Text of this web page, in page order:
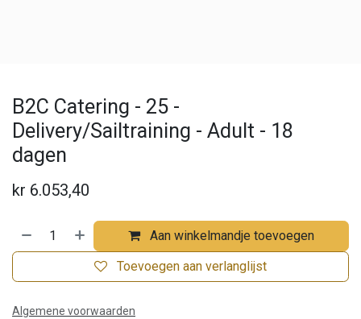
B2C Catering - 25 -
Delivery/Sailtraining - Adult - 18
dagen
kr 6.053,40
Aan winkelmandje toevoegen
Toevoegen aan verlanglijst
Algemene voorwaarden